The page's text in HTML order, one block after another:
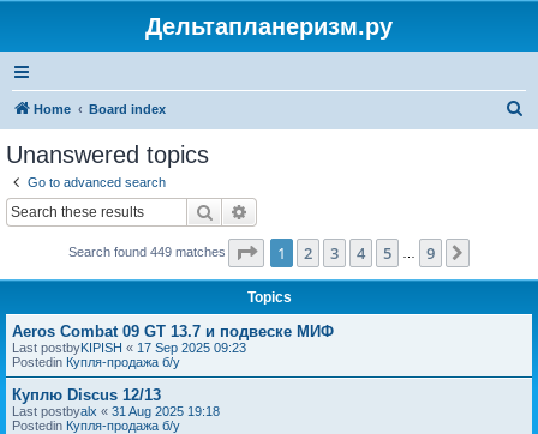
Дельтапланеризм.ру
Home Board index
Unanswered topics
Go to advanced search
Search
Search found 449 matches Page 1of 9
1 2 3 4 5 9
Topics
Aeros Combat 09 GT 13.7 и подвеске МИФ
Last postbyKIPISH « 17 Sep 2025 09:23
Postedin Купля-продажа б/у
Куплю Discus 12/13
Last postbyalx « 31 Aug 2025 19:18
Postedin Купля-продажа б/у